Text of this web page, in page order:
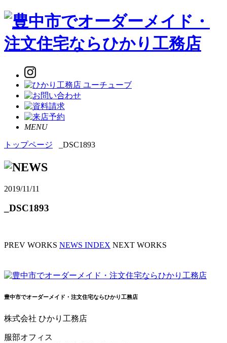
MENU
トップページ _DSC1893
2019/11/11
_DSC1893
PREV WORKS NEWS INDEX NEXT WORKS
豊中市でオーダーメイド・注文住宅ならひかり工務店
株式会社 ひかり工務店
服部オフィス